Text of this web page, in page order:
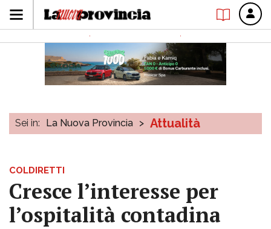
Sei in: La Nuova Provincia > Attualità
COLDIRETTI
Cresce l’interesse per
l’ospitalità contadina